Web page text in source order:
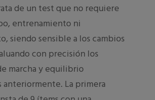
de un test que no requiere
entrenamiento ni
siendo sensible a los cambios
con precisión los
marcha y equilibrio
anteriormente. La primera